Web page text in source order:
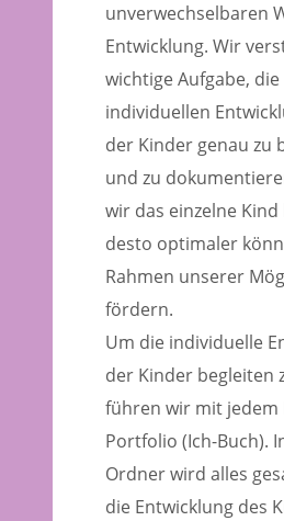
unverwechselbaren
Entwicklung. Wir
wichtige Aufgabe, die
individuellen
der Kinder genau zu
und zu
wir das einzelne Kind
desto optimaler
Rahmen unserer
fördern.
Um die individuelle
der Kinder begleiten
führen wir mit jedem
Portfolio (Ich-Buch).
Ordner wird alles
die Entwicklung des